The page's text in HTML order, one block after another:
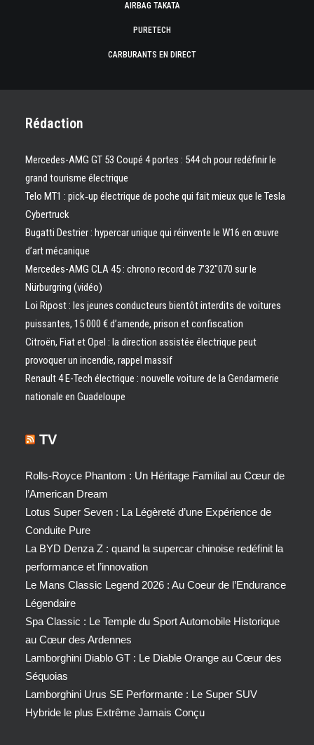
AIRBAG TAKATA
PURETECH
CARBURANTS EN DIRECT
Rédaction
Mercedes-AMG GT 53 Coupé 4 portes : 544 ch pour redéfinir le
grand tourisme électrique
Telo MT1 : pick‑up électrique de poche qui fait mieux que le Tesla
Cybertruck
Bugatti Destrier : hypercar unique qui réinvente le W16 en œuvre
d’art mécanique
Mercedes-AMG CLA 45 : chrono record de 7’32″070 sur le
Nürburgring (vidéo)
Loi Ripost : les jeunes conducteurs bientôt interdits de voitures
puissantes, 15 000 € d’amende, prison et confiscation
Citroën, Fiat et Opel : la direction assistée électrique peut
provoquer un incendie, rappel massif
Renault 4 E-Tech électrique : nouvelle voiture de la Gendarmerie
nationale en Guadeloupe
TV
Rolls-Royce Phantom : Un Héritage Familial au Cœur de
l’American Dream
Lotus Super Seven : La Légèreté d’une Expérience de
Conduite Pure
La BYD Denza Z : quand la supercar chinoise redéfinit la
performance et l’innovation
Le Mans Classic Legend 2026 : Au Coeur de l’Endurance
Légendaire
Spa Classic : Le Temple du Sport Automobile Historique
au Cœur des Ardennes
Lamborghini Diablo GT : Le Diable Orange au Cœur des
Séquoias
Lamborghini Urus SE Performante : Le Super SUV
Hybride le plus Extrême Jamais Conçu